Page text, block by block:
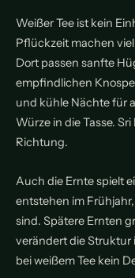
Weißer Tee ist kein
Pflückzeit machen
Dort passen sanfte
empfindlichen
und kühle Nächte für
Würze in die Tasse.
Richtung.
Auch die Ernte spielt
entstehen im
sind. Spätere Ernten
verändert die Struktur
bei weißem Tee kein